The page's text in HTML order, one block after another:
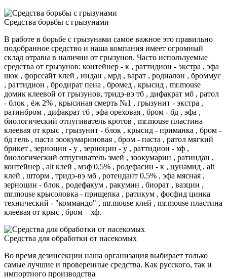
Средства борьбы с грызунами
В работе в борьбе с грызунами самое важное это правильно
подобранное средство и наша компания имеет огромный
склад отравы в наличии от грызунов. Часто используемые
средства от грызунов: контейнер - к , раттидион - экстра , эфа
шок , форссайт клей , индан , мрд , варат , родиалон , броммус
, раттидион , бродират пена , бромед , крысид , mr.mouse
домик клеевой от грызунов, тридэ-вэ тб , дифакрат мб , ратол
- блок , ёж 2% , крысиная смерть №1 , грызунит - экстра ,
ратинбром , дифакрат тб , эфа ореховая , бром - бд , эфа ,
биологический отпугиватель кротов , mr.mouse пластина
клеевая от крыс , грызунит - блок , крысид - приманка , бром -
бд гель , паста зоокумариновая , бром - паста , ратол мягкий
брикет , зерноцин - у , зерноцин - у , раттидион - хф ,
биологический отпугиватель змей , зоокумарин , ратиндан ,
контейнер , alt клей , мэф 0,5% , родефасин - к , цунамид , alt
клей , шторм , тридэ-вэ мб , ротендант 0,5% , эфа мясная ,
зерноцин - блок , родефакум , ракумин , биорат , вазцин ,
mr.mouse крысоловка - прищепка , ратикум , фосфид цинка
технический - "коммандо" , mr.mouse клей , mr.mouse пластина
клеевая от крыс , бром – хф.
Средства для обработки от насекомых
Во время дезинсекции наша организация выбирает только
самые лучшие и проверенные средства. Как русского, так и
импортного производства